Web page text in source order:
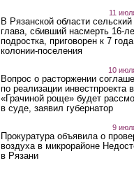
11
В Рязанской области сельский
глава, сбивший насмерть 16-
подростка, приговорен к 7
колонии-поселения
10
Вопрос о расторжении
по реализации инвестпроекта в
«Грачиной роще» будет
в суде, заявил губернатор
9
Прокуратура объявила о
воздуха в микрорайоне
в Рязани